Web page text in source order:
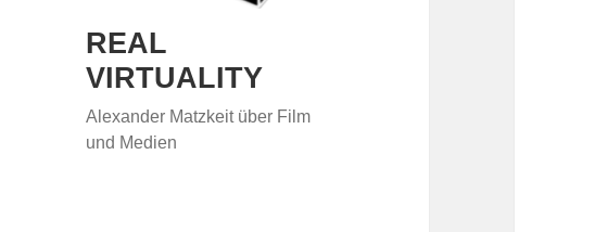
REAL
VIRTUALITY
Alexander Matzkeit über Film
und Medien